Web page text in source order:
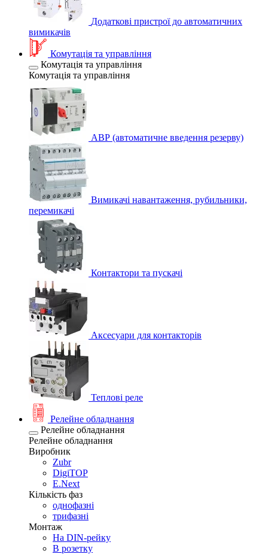
Додаткові пристрої до автоматичних
вимикачів
Комутація та управління
Комутація та управління
Комутація та управління
АВР (автоматичне введення резерву)
Вимикачі навантаження, рубильники,
перемикачі
Контактори та пускачі
Аксесуари для контакторів
Теплові реле
Релейне обладнання
Релейне обладнання
Релейне обладнання
Виробник
Zubr
DigiTOP
E.Next
Кількість фаз
однофазні
трифазні
Монтаж
На DIN-рейку
В розетку